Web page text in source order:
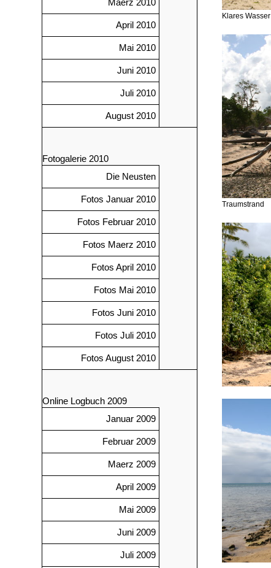
Maerz 2010
April 2010
Mai 2010
Juni 2010
Juli 2010
August 2010
Fotogalerie 2010
Die Neusten
Fotos Januar 2010
Fotos Februar 2010
Fotos Maerz 2010
Fotos April 2010
Fotos Mai 2010
Fotos Juni 2010
Fotos Juli 2010
Fotos August 2010
Online Logbuch 2009
Januar 2009
Februar 2009
Maerz 2009
April 2009
Mai 2009
Juni 2009
Juli 2009
Klares Wasser
Traumstrand